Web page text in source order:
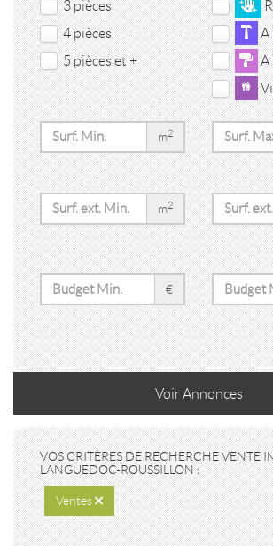
3 pièces
4 pièces
5 pièces et +
A
A
m2
m2
€
VoirAnnonces
VOS CRITÈRES DE RECHERCHE VENTE
LANGUEDOC-ROUSSILLON :
Ventes